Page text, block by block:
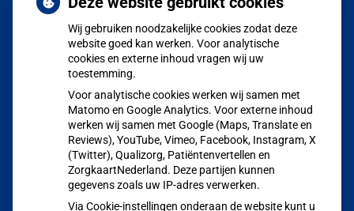
Aangepaste huisartsenzorg tijdens de zomerperiode
POH GGZ Marion Halman
Jong en alert: hoe je borstkanker herkent als je verder kijkt
dan een knobbeltje
Sinds huisartsen afslankmedicijnen mogen voorschrijven,
neemt gebruik toe
Eigen risico gaat onder toekomstig kabinet omhoog
Wij gebruiken noodzakelijke cookies zodat deze
website goed kan werken. Voor analytische
cookies en externe inhoud vragen wij uw
toestemming.
Voor analytische cookies werken wij samen met
Matomo en Google Analytics. Voor externe inhoud
werken wij samen met Google (Maps, Translate en
Reviews), YouTube, Vimeo, Facebook, Instagram, X
(Twitter), Qualizorg, Patiëntenvertellen en
ZorgkaartNederland. Deze partijen kunnen
gegevens zoals uw IP-adres verwerken.
Via Cookie-instellingen onderaan de website kunt u